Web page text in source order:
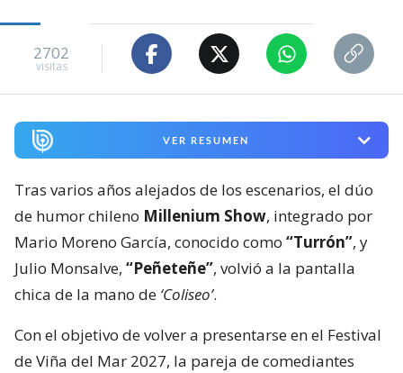
2702
visitas
VER RESUMEN
Tras varios años alejados de los escenarios, el dúo
de humor chileno Millenium Show, integrado por
Mario Moreno García, conocido como “Turrón”, y
Julio Monsalve, “Peñeteñe”, volvió a la pantalla
chica de la mano de ‘Coliseo’.
Con el objetivo de volver a presentarse en el Festival
de Viña del Mar 2027, la pareja de comediantes